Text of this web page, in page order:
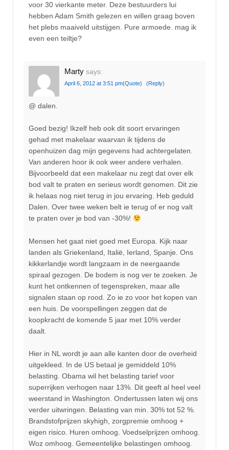
voor 30 vierkante meter. Deze bestuurders lui
hebben Adam Smith gelezen en willen graag boven
het plebs maaiveld uitstijgen. Pure armoede. mag ik
even een teiltje?
Marty says:
April 6, 2012 at 3:51 pm(Quote) (Reply)
@ dalen.
Goed bezig! Ikzelf heb ook dit soort ervaringen
gehad met makelaar waarvan ik tijdens de
openhuizen dag mijn gegevens had achtergelaten.
Van anderen hoor ik ook weer andere verhalen.
Bijvoorbeeld dat een makelaar nu zegt dat over elk
bod valt te praten en serieus wordt genomen. Dit zie
ik helaas nog niet terug in jou ervaring. Heb geduld
Dalen. Over twee weken belt ie terug of er nog valt
te praten over je bod van -30%!
Mensen het gaat niet goed met Europa. Kijk naar
landen als Griekenland, Italië, Ierland, Spanje. Ons
kikkerlandje wordt langzaam in de neergaande
spiraal gezogen. De bodem is nog ver te zoeken. Je
kunt het ontkennen of tegenspreken, maar alle
signalen staan op rood. Zo ie zo voor het kopen van
een huis. De voorspellingen zeggen dat de
koopkracht de komende 5 jaar met 10% verder
daalt.
Hier in NL wordt je aan alle kanten door de overheid
uitgekleed. In de US betaal je gemiddeld 10%
belasting. Obama wil het belasting tarief voor
superrijken verhogen naar 13%. Dit geeft al heel veel
weerstand in Washington. Ondertussen laten wij ons
verder uitwringen. Belasting van min. 30% tot 52 %.
Brandstofprijzen skyhigh, zorgpremie omhoog +
eigen risico. Huren omhoog. Voedselprijzen omhoog.
Woz omhoog. Gemeentelijke belastingen omhoog.